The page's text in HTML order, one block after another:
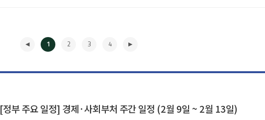
1 2 3 4
[정부 주요 일정] 경제·사회부처 주간 일정 (2월 9일 ~ 2월 13일)